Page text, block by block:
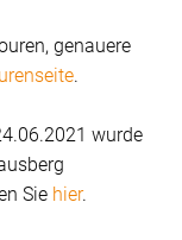
genauere
.
wurde
Sie hier.